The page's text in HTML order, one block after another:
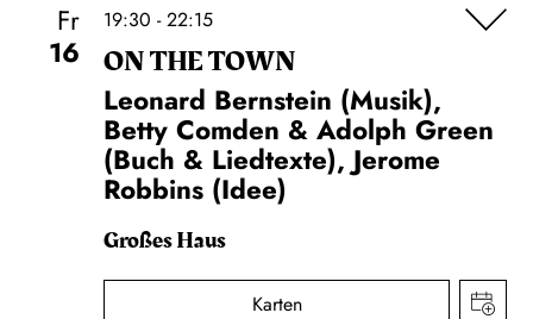
Fr
16
19:30 - 22:15
ON THE TOWN
Leonard Bernstein (Musik),
Betty Comden & Adolph Green
(Buch & Liedtexte), Jerome
Robbins (Idee)
Großes Haus
Karten